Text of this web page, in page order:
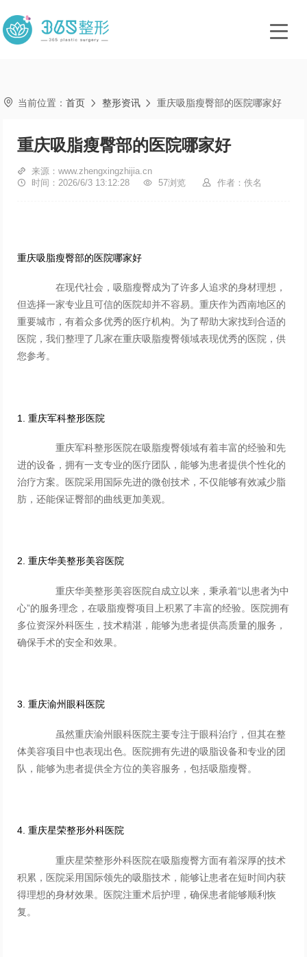
 当前位置：首页  整形资讯  重庆吸脂瘦臀部的医院哪家好
重庆吸脂瘦臀部的医院哪家好
 来源：www.zhengxingzhijia.cn
 时间：2026/6/3 13:12:28  57浏览  作者：佚名
重庆吸脂瘦臀部的医院哪家好
在现代社会，吸脂瘦臀成为了许多人追求的身材理想，
但选择一家专业且可信的医院却并不容易。重庆作为西南地区的
重要城市，有着众多优秀的医疗机构。为了帮助大家找到合适的
医院，我们整理了几家在重庆吸脂瘦臀领域表现优秀的医院，供
您参考。
1. 重庆军科整形医院
重庆军科整形医院在吸脂瘦臀领域有着丰富的经验和先
进的设备，拥有一支专业的医疗团队，能够为患者提供个性化的
治疗方案。医院采用国际先进的微创技术，不仅能够有效减少脂
肪，还能保证臀部的曲线更加美观。
2. 重庆华美整形美容医院
重庆华美整形美容医院自成立以来，秉承着“以患者为中
心”的服务理念，在吸脂瘦臀项目上积累了丰富的经验。医院拥有
多位资深外科医生，技术精湛，能够为患者提供高质量的服务，
确保手术的安全和效果。
3. 重庆渝州眼科医院
虽然重庆渝州眼科医院主要专注于眼科治疗，但其在整
体美容项目中也表现出色。医院拥有先进的吸脂设备和专业的团
队，能够为患者提供全方位的美容服务，包括吸脂瘦臀。
4. 重庆星荣整形外科医院
重庆星荣整形外科医院在吸脂瘦臀方面有着深厚的技术
积累，医院采用国际领先的吸脂技术，能够让患者在短时间内获
得理想的身材效果。医院注重术后护理，确保患者能够顺利恢
复。